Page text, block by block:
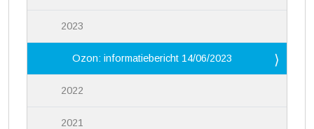
2023
Ozon: informatiebericht 14/06/2023
2022
2021